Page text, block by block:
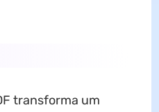
transforma um